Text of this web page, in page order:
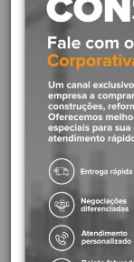
o objetivo de tornar
registro de gaveta
Diferenciais do
Perfeita
perfeitamente
kgf/cm² (150
Vedação
qualidade e
Garantia
sanitárias
para